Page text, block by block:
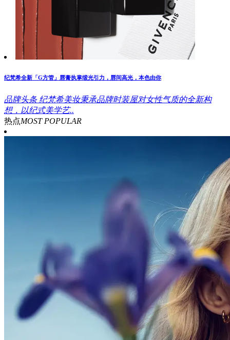
纪梵希全新「G方管」唇膏执掌缎光引力，唇间高光，本色由你
品牌头条 纪梵希美妆秉承品牌时装屋对女性气质的全新构
想，以纪式美学艺..
热点MOST POPULAR